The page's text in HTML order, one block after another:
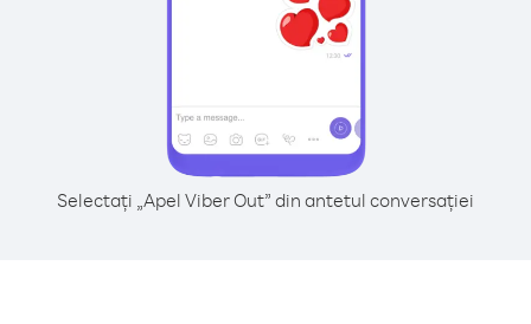
Selectați „Apel Viber Out” din antetul conversației